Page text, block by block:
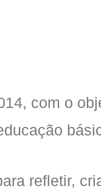
com o
refletir,